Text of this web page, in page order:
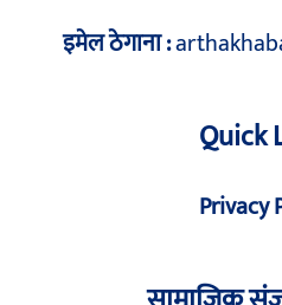
इमेल ठेगाना :
Quick
Privacy